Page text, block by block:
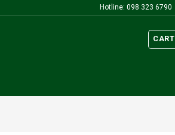
Hotline: 098 323 6790
CART